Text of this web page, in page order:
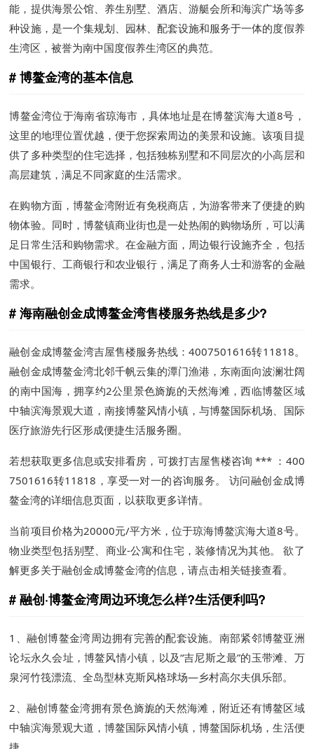
能，提供海景公馆、养生别墅、酒店、游艇会所和海滨广场等多
种设施，是一个集规划、园林、配套设施和服务于一体的度假养
生湾区，被誉为南中国度假养生湾区的典范。
博鳌金湾的基本信息
博鳌金湾位于海南省琼海市，具体地址是在博鳌滨海大道8号，
这里的地理位置优越，便于您探索周边的美景和设施。该项目提
供了多种类型的住宅选择，包括独栋别墅和不同层次的小高层和
高层建筑，满足不同家庭的生活需求。
在购物方面，博鳌金湾附近有免税商店，为游客带来了便捷的购
物体验。同时，博鳌镇商业街也是一处热闹的购物场所，可以满
足日常生活和购物需求。在金融方面，周边银行设施齐全，包括
中国银行、工商银行和农业银行，满足了商务人士和游客的金融
需求。
海南融创金成博鳌金湾售楼服务热线是多少?
融创金成博鳌金湾吉屋售楼服务热线：4007501616转11818。
融创金成博鳌金湾北邻千帆云集的潭门渔港，东南面向波澜壮阔
的南中国海，拥享约2公里景色旖旎的天然海滩，西临博鳌区域
中轴滨海景观大道，南接博鳌风情小镇，与博鳌国际机场、国际
医疗旅游先行区形成便捷生活服务圈。
若想获取更多信息或安排看房，可拨打吉屋售楼咨询 *** ：400
7501616转11818，享受一对一的咨询服务。 访问融创金成博
鳌金湾的详细信息页面，以获取更多详情。
当前项目价格为20000元/平方米，位于琼海博鳌滨海大道8号。
物业类型包括别墅、商业-公寓和住宅，装修情况为其他。 欲了
解更多关于融创金成博鳌金湾的信息，请点击相关链接查看。
融创·博鳌金湾周边环境怎么样?生活便利吗?
1、融创博鳌金湾周边拥有完善的配套设施。南部紧邻博鳌亚洲
论坛永久会址，博鳌风情小镇，以及“吉尼斯之最”的玉带滩、万
泉河竹筏漂流、全岛型林克斯风格球场—乡村高尔夫俱乐部。
2、融创博鳌金湾拥有景色旖旎的天然海滩，附近还有博鳌区域
中轴滨海景观大道，博鳌国际风情小镇，博鳌国际机场，生活便